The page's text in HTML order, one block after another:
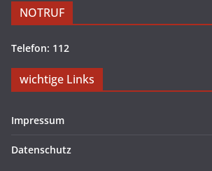
NOTRUF
Telefon: 112
wichtige Links
Impressum
Datenschutz